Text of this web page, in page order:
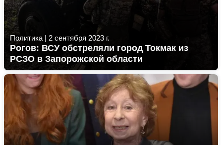
Политика | 2 сентября 2023 г.
Рогов: ВСУ обстреляли город Токмак из
РСЗО в Запорожской области